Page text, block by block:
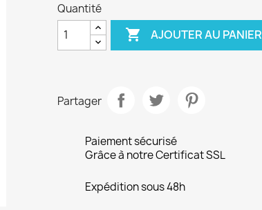
Quantité
 AJOUTER AU PANIER
Partager
Paiement sécurisé
Grâce à notre Certificat SSL
Expédition sous 48h